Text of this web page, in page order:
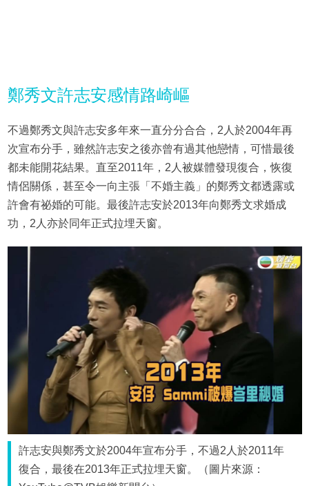
鄭秀文許志安感情路崎嶇
不過鄭秀文與許志安多年來一直分分合合，2人於2004年再
次宣布分手，雖然許志安之後亦曾有過其他戀情，可惜最後
都未能開花結果。直至2011年，2人被媒體發現復合，恢復
情侶關係，甚至令一向主張「不婚主義」的鄭秀文都透露或
許會有祕婚的可能。最後許志安於2013年向鄭秀文求婚成
功，2人亦於同年正式拉埋天窗。
許志安與鄭秀文於2004年宣布分手，不過2人於2011年
復合，最後在2013年正式拉埋天窗。（圖片來源：